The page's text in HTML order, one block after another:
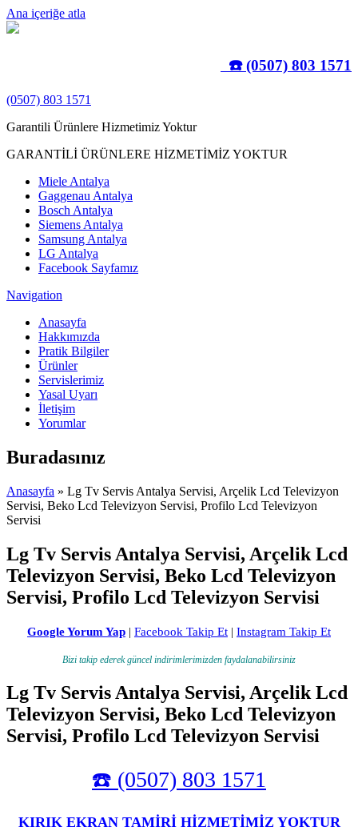
Ana içeriğe atla
☎️ (0507) 803 1571
(0507) 803 1571
Garantili Ürünlere Hizmetimiz Yoktur
GARANTİLİ ÜRÜNLERE HİZMETİMİZ YOKTUR
Miele Antalya
Gaggenau Antalya
Bosch Antalya
Siemens Antalya
Samsung Antalya
LG Antalya
Facebook Sayfamız
Navigation
Anasayfa
Hakkımızda
Pratik Bilgiler
Ürünler
Servislerimiz
Yasal Uyarı
İletişim
Yorumlar
Buradasınız
Anasayfa » Lg Tv Servis Antalya Servisi, Arçelik Lcd Televizyon
Servisi, Beko Lcd Televizyon Servisi, Profilo Lcd Televizyon
Servisi
Lg Tv Servis Antalya Servisi, Arçelik Lcd
Televizyon Servisi, Beko Lcd Televizyon
Servisi, Profilo Lcd Televizyon Servisi
Google Yorum Yap | Facebook Takip Et | Instagram Takip Et
Bizi takip ederek güncel indirimlerimizden faydalanabilirsiniz
Lg Tv Servis Antalya Servisi, Arçelik Lcd
Televizyon Servisi, Beko Lcd Televizyon
Servisi, Profilo Lcd Televizyon Servisi
☎️ (0507) 803 1571
KIRIK EKRAN TAMİRİ HİZMETİMİZ YOKTUR